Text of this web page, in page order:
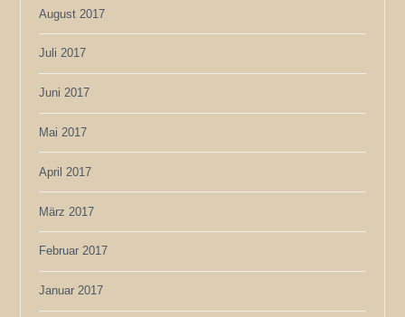
August 2017
Juli 2017
Juni 2017
Mai 2017
April 2017
März 2017
Februar 2017
Januar 2017